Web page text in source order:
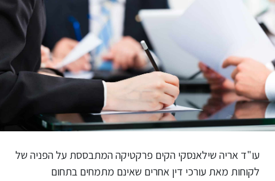
עו"ד אריה שילאנסקי הקים פרקטיקה המתבססת על הפניה של
לקוחות מאת עורכי דין אחרים שאינם מתמחים בתחום